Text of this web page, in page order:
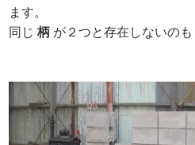
ます。
同じ柄 が２つと存在しないのも